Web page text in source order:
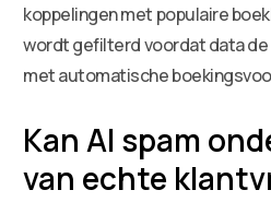
koppelingen met populaire
wordt gefilterd voordat data
met automatische
Kan AI spam
van echte